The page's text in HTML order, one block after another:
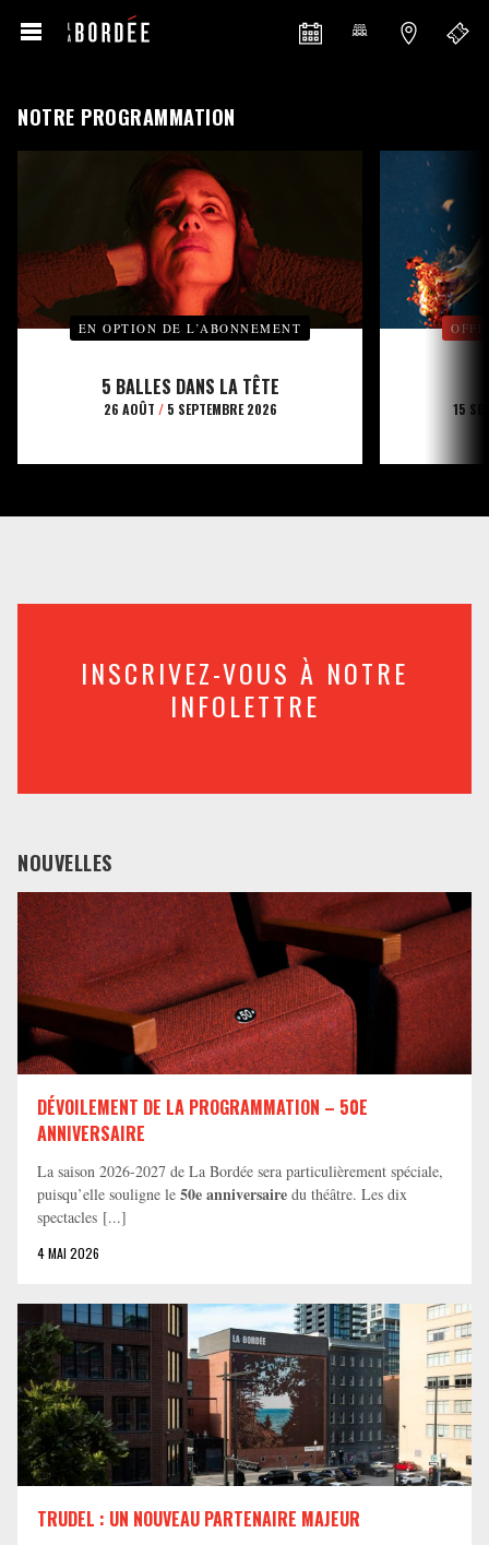
NOTRE PROGRAMMATION
EN OPTION DE L’ABONNEMENT
5 BALLES DANS LA TÊTE
26 AOÛT /5 SEPTEMBRE 2026 15
INSCRIVEZ-VOUS À NOTRE
INFOLETTRE
NOUVELLES
DÉVOILEMENT DE LA PROGRAMMATION – 50E
ANNIVERSAIRE
La saison 2026-2027 de La Bordée sera particulièrement spéciale,
puisqu’elle souligne le 50e anniversaire du théâtre. Les dix
spectacles [...]
4 MAI 2026
TRUDEL : UN NOUVEAU PARTENAIRE MAJEUR